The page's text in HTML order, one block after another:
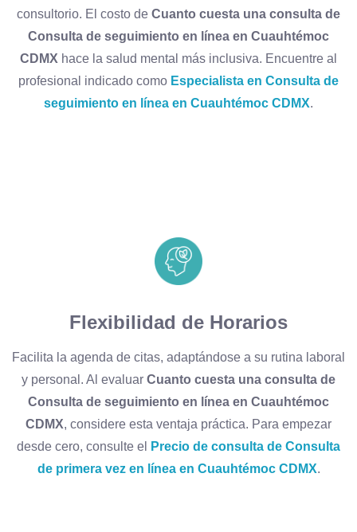
consultorio. El costo de Cuanto cuesta una consulta de
Consulta de seguimiento en línea en Cuauhtémoc
CDMX hace la salud mental más inclusiva. Encuentre al
profesional indicado como Especialista en Consulta de
seguimiento en línea en Cuauhtémoc CDMX.
Flexibilidad de Horarios
Facilita la agenda de citas, adaptándose a su rutina laboral
y personal. Al evaluar Cuanto cuesta una consulta de
Consulta de seguimiento en línea en Cuauhtémoc
CDMX, considere esta ventaja práctica. Para empezar
desde cero, consulte el
Precio de consulta de Consulta
de primera vez en línea en Cuauhtémoc CDMX.